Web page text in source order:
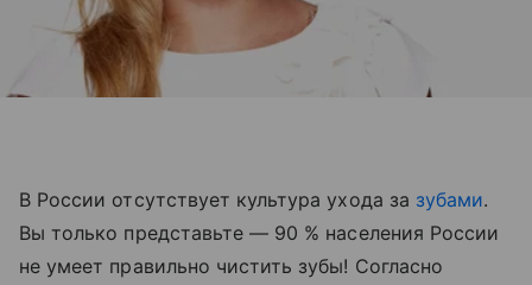
В России отсутствует культура ухода за зубами.
Вы только представьте — 90 % населения России
не умеет правильно чистить зубы! Согласно